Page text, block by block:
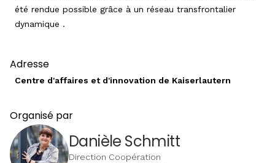
été rendue possible grâce à un réseau transfrontalier
dynamique .
Adresse
Centre d'affaires et d'innovation de Kaiserlautern
Organisé par
Danièle Schmitt
Direction Coopération